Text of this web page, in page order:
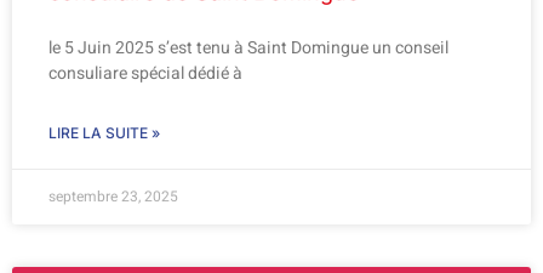
le 5 Juin 2025 s’est tenu à Saint Domingue un conseil
consuliare spécial dédié à
LIRE LA SUITE »
septembre 23, 2025